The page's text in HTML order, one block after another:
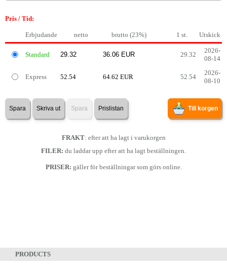
Pris / Tid:
Erbjudande netto brutto (23%) 1 st. Utskick
Standard 29.32
2026-
08-14
Express 52.54 64.62 EUR 52.54
2026-
08-10
Spara Skriva ut Spara Prislistan Till korgen
FRAKT: efter att ha lagt i varukorgen
FILER: du laddar upp efter att ha lagt beställningen.
PRISER: gäller för beställningar som görs online.
PRODUCTS